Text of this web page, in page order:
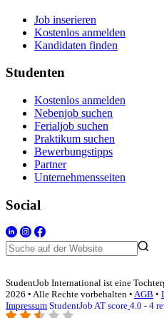
Job inserieren
Kostenlos anmelden
Kandidaten finden
Studenten
Kostenlos anmelden
Nebenjob suchen
Ferialjob suchen
Praktikum suchen
Bewerbungstipps
Partner
Unternehmensseiten
Social
StudentJob International ist eine
2026 • Alle Rechte vorbehalten • AGB •
Impressum StudentJob AT score 4.0 - 4